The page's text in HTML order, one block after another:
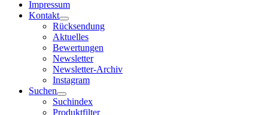
Impressum
Kontakt
Rücksendung
Aktuelles
Bewertungen
Newsletter
Newsletter-Archiv
Instagram
Suchen
Suchindex
Produktfilter